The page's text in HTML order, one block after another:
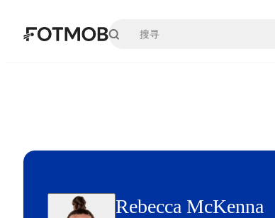
跳转到主要内容
Rebecca McKenna